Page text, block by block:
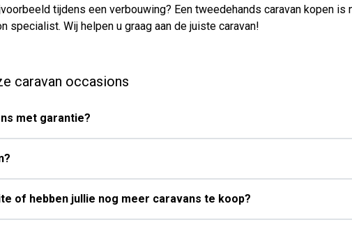
tijdens een verbouwing? Een tweedehands caravan kopen
specialist. Wij helpen u graag aan de juiste caravan!
caravan occasions
met garantie?
of hebben jullie nog meer caravans te koop?